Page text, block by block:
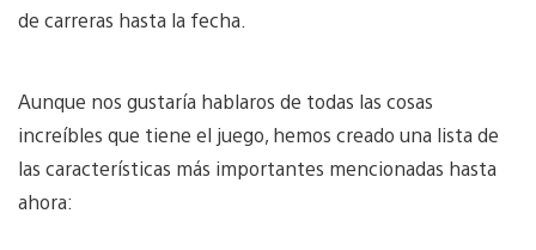
de carreras hasta la fecha.
Aunque nos gustaría hablaros de todas las cosas
increíbles que tiene el juego, hemos creado una lista de
las características más importantes mencionadas hasta
ahora: